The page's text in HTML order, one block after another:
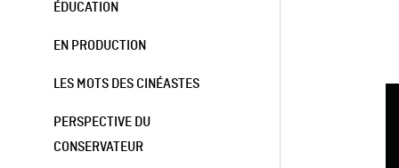
ÉDUCATION
EN PRODUCTION
LES MOTS DES CINÉASTES
PERSPECTIVE DU
CONSERVATEUR